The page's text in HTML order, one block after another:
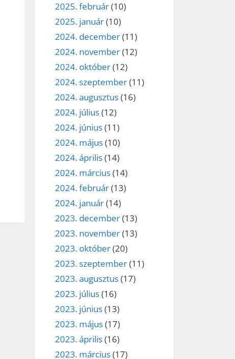
2025. február(10)
2025. január(10)
2024. december(11)
2024. november(12)
2024. október(12)
2024. szeptember(11)
2024. augusztus(16)
2024. július(12)
2024. június(11)
2024. május(10)
2024. április(14)
2024. március(14)
2024. február(13)
2024. január(14)
2023. december(13)
2023. november(13)
2023. október(20)
2023. szeptember(11)
2023. augusztus(17)
2023. július(16)
2023. június(13)
2023. május(17)
2023. április(16)
2023. március(17)